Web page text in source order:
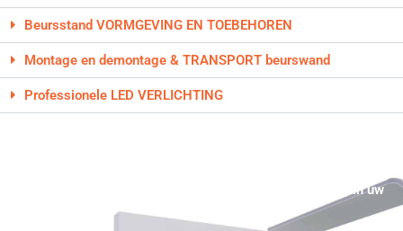
Beursstand VORMGEVING EN TOEBEHOREN
Montage en demontage & TRANSPORT beurswand
Professionele LED VERLICHTING
Nunspeet? ★ Binnen maximaal een dag uw Aanbieding in uw